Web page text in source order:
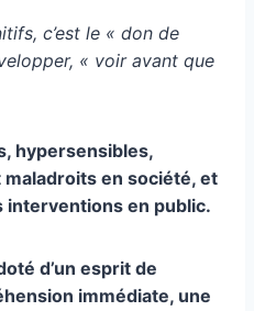
c’est le « don de
« voir avant que
hypersensibles,
en société, et
interventions en public.
d’un esprit de
immédiate, une